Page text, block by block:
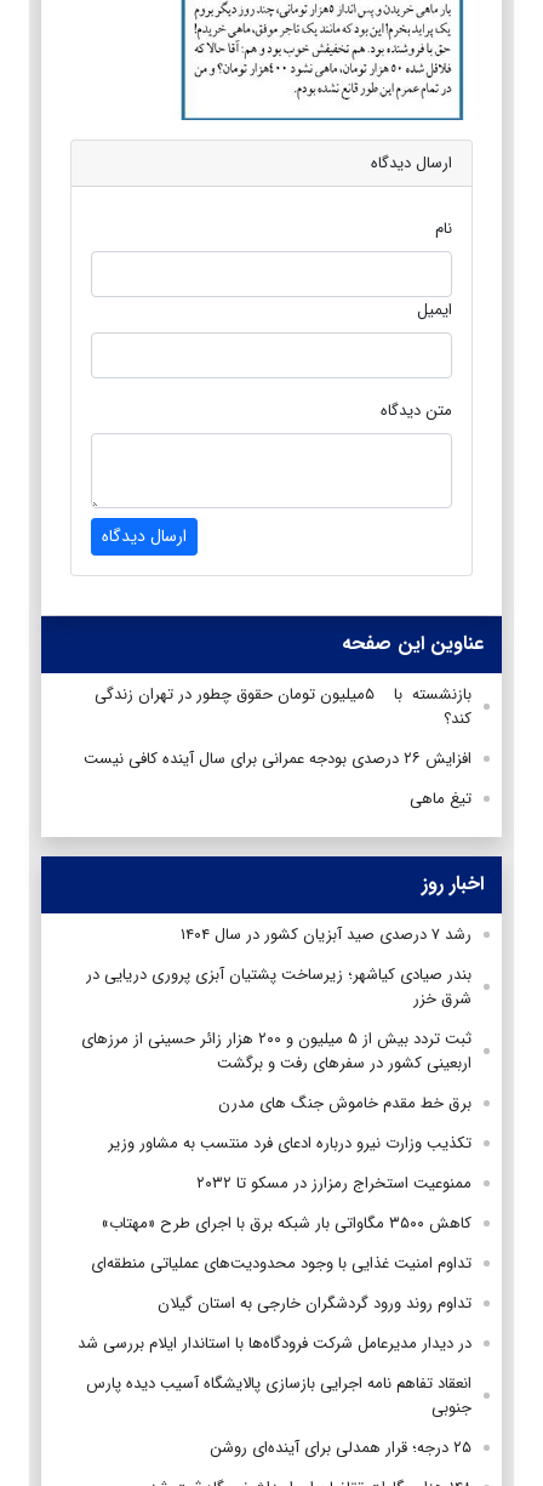
ارسال دیدگاه
نام
ایمیل
متن دیدگاه
ارسال دیدگاه
عناوین این صفحه
بازنشسته با ۵میلیون تومان حقوق چطور در تهران زندگی
کند؟
افزایش ۲۶ درصدی بودجه عمرانی برای سال آینده کافی نیست
تیغ ماهی
اخبار روز
رشد ۷ درصدی صید آبزیان کشور در سال ۱۴۰۴
بندر صیادی کیاشهر؛ زیرساخت پشتیان آبزی پروری دریایی در
شرق خزر
ثبت تردد بیش از ۵ میلیون و ۲۰۰ هزار زائر حسینی از مرزهای
اربعینی کشور در سفرهای رفت و برگشت
برق خط مقدم خاموش جنگ های مدرن
تکذیب وزارت نیرو درباره ادعای فرد منتسب به مشاور وزیر
ممنوعیت استخراج رمزارز در مسکو تا ۲۰۳۲
کاهش ۳۵۰۰ مگاواتی بار شبکه برق با اجرای طرح «مهتاب»
تداوم امنیت غذایی با وجود محدودیت‌های عملیاتی منطقه‌ای
تداوم روند ورود گردشگران خارجی به استان گیلان
در دیدار مدیرعامل شرکت فرودگاه‌ها با استاندار ایلام بررسی شد
انعقاد تفاهم نامه اجرایی بازسازی پالایشگاه آسیب دیده پارس
جنوبی
۲۵ درجه؛ قرار همدلی برای آینده‌ای روشن